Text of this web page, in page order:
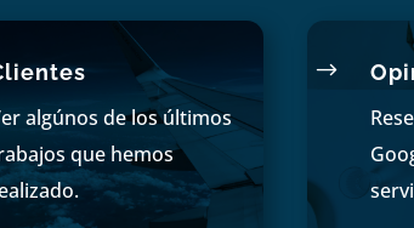
algúnos de los últimos
que hemos
$